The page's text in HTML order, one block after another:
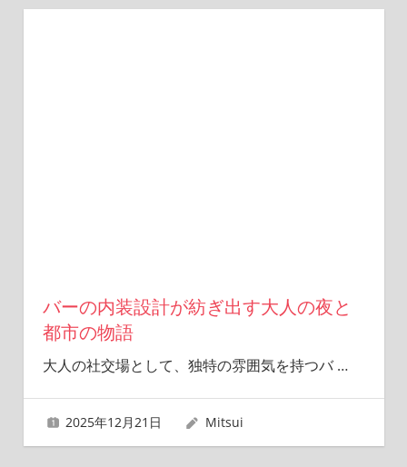
バーの内装設計が紡ぎ出す大人の夜と
都市の物語
大人の社交場として、独特の雰囲気を持つバ…
2025年12月21日 Mitsui